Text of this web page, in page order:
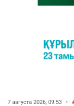
7 августа 2026, 09:53 •